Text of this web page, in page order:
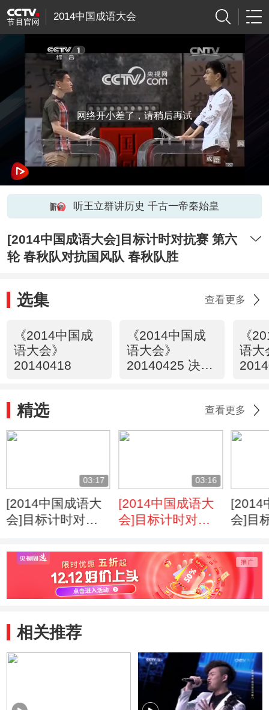
2014中国成语大会
网络开小差了，请稍后再试
听王立群讲历史 千古一帝秦始皇
[2014中国成语大会]目标计时对抗赛 第六
轮 春秋队对抗国风队 春秋队胜
选集 查看更多
《2014中国成
语大会》
20140418
《2014中国成
语大会》
20140425 决赛
《
语大
精选 查看更多
03:17
[2014中国成语大
会]目标计时对抗
对抗国风队 春秋
队胜
03:16
[2014中国成语大
会]目标计时对抗
对抗国风队 春秋
队胜
[2014
会]目
对抗
队胜
相关推荐